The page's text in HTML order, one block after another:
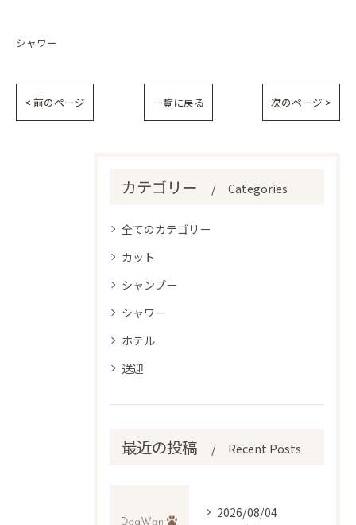
シャワー
< 前のページ 一覧に戻る 次のページ >
カテゴリー Categories
全てのカテゴリー
カット
シャンプー
シャワー
ホテル
送迎
最近の投稿 Recent Posts
2026/08/04